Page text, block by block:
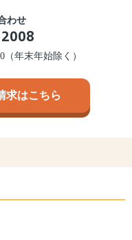
わせ
年末年始除く）
求はこちら